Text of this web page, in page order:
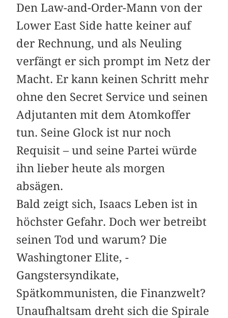
Den Law-and-Order-Mann von der
Lower East Side hatte keiner auf
der Rechnung, und als Neuling
verfängt er sich prompt im Netz der
Macht. Er kann keinen Schritt mehr
ohne den Secret Service und seinen
Adjutanten mit dem Atomkoffer
tun. Seine Glock ist nur noch
Requisit – und seine Partei würde
ihn lieber heute als morgen
absägen.
Bald zeigt sich, Isaacs Leben ist in
höchster Gefahr. Doch wer betreibt
seinen Tod und warum? Die
Washingtoner Elite, ­
Gangstersyndikate,
Spätkommunisten, die Finanzwelt?
Unaufhaltsam dreht sich die Spirale